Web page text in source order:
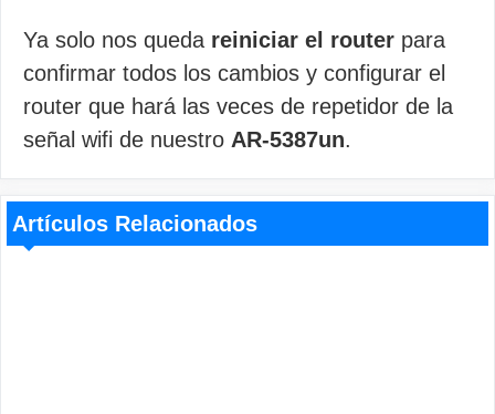
Ya solo nos queda reiniciar el router para
confirmar todos los cambios y configurar el
router que hará las veces de repetidor de la
señal wifi de nuestro AR-5387un.
Artículos Relacionados